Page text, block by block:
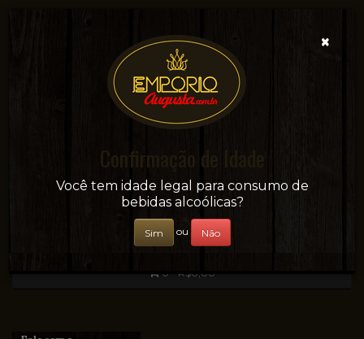
Sua conveniência e adega on-line!
0 - R$0,00
×
Confirmação de Idade
Você tem idade legal para consumo de
bebidas alcoólicas?
Sim ou Não